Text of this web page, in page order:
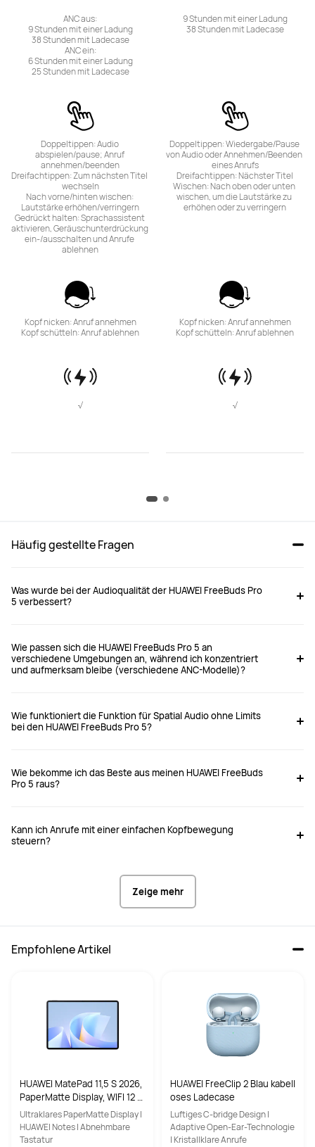
ANC aus:
9 Stunden mit einer Ladung
38 Stunden mit Ladecase
ANC ein:
6 Stunden mit einer Ladung
25 Stunden mit Ladecase
Doppeltippen: Audio
abspielen/pause; Anruf
annehmen/beenden
Dreifachtippen: Zum nächsten Titel
wechseln
Nach vorne/hinten wischen:
Lautstärke erhöhen/verringern
Gedrückt halten: Sprachassistent
aktivieren, Geräuschunterdrückung
ein-/ausschalten und Anrufe
ablehnen
Kopf nicken: Anruf annehmen
Kopf schütteln: Anruf ablehnen
√
9 Stunden mit einer Ladung
38 Stunden mit Ladecase
Doppeltippen: Wiedergabe/Pause
von Audio oder Annehmen/Beenden
eines Anrufs
Dreifachtippen: Nächster Titel
Wischen: Nach oben oder unten
wischen, um die Lautstärke zu
erhöhen oder zu verringern
Kopf nicken: Anruf annehmen
Kopf schütteln: Anruf ablehnen
√
Häufig gestellte Fragen
Was wurde bei der Audioqualität der HUAWEI FreeBuds Pro
5 verbessert?
Wie passen sich die HUAWEI FreeBuds Pro 5 an
verschiedene Umgebungen an, während ich konzentriert
und aufmerksam bleibe (verschiedene ANC-Modelle)?
Wie funktioniert die Funktion für Spatial Audio ohne Limits
bei den HUAWEI FreeBuds Pro 5?
Wie bekomme ich das Beste aus meinen HUAWEI FreeBuds
Pro 5 raus?
Kann ich Anrufe mit einer einfachen Kopfbewegung
steuern?
Zeige mehr
Empfohlene Artikel
HUAWEI MatePad 11,5 S 2026,
PaperMatte Display, WIFI 12 G
B RAM, 256 GB RAM, Grau, ink
l. Tastatur, PC-level Productiv
ity, HUAWEI Notes
Ultraklares PaperMatte Display |
HUAWEI Notes | Abnehmbare
Tastatur
HUAWEI FreeClip 2 Blau kabell
oses Ladecase
Luftiges C-bridge Design |
Adaptive Open-Ear-Technologie
| Kristallklare Anrufe